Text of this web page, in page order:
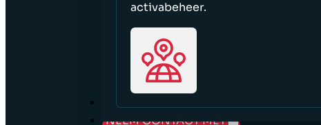
activabeheer.
VACATURES
NEEM CONTACT MET